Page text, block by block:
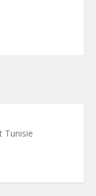
Tunisie